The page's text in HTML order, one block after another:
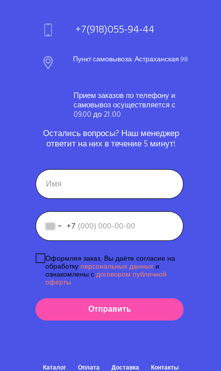
+7
Оформляя заказ, Вы даёте согласие на
обработку персональных данных и
ознакомлены с договором публичной
оферты.
Отправить
Пункт самовывоза: Астраханская 98
+7(918)055-94-44
Прием заказов по телефону и
самовывоз осуществляется с
09.00 до 21 .00
Остались вопросы? Наш менеджер
ответит на них в течение 5 минут!
Каталог Оплата Доставка Контакты